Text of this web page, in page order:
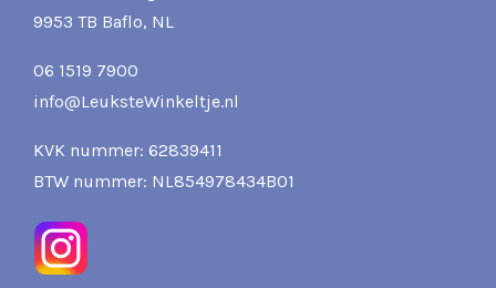
9953 TB Baflo, NL
06 1519 7900
info@LeuksteWinkeltje.nl
KVK nummer: 62839411
BTW nummer: NL854978434B01